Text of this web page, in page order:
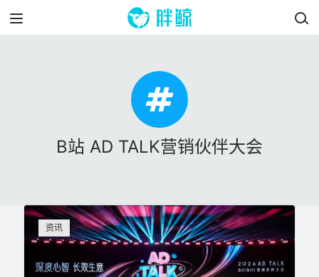
B站 AD TALK营销伙伴大会
资讯